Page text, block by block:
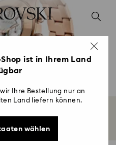
der Zeit und des Stylings.
ist in Ihrem Land
Ihre Bestellung nur an
Land liefern können.
wählen